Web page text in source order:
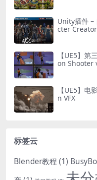
Unity插件 –
cter
【UE5】
on Shooter
【UE5】
n VFX
标签云
Blender教程 (1)